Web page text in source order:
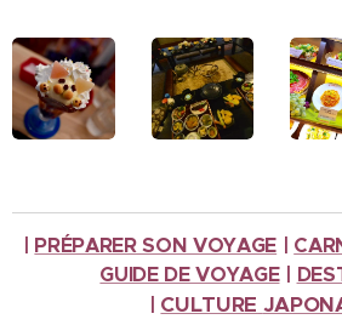
PRÉPARER SON VOYAGE
GUIDE DE VOYAGE|
CULTURE